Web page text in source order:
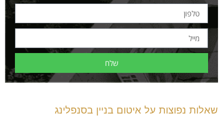
שלח
שאלות נפוצות על איטום בניין בסנפלינג